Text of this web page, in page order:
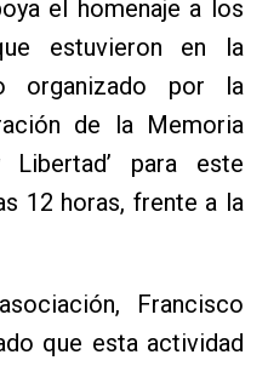
el homenaje a los
estuvieron en la
organizado por la
de la Memoria
Libertad’ para este
12 horas, frente a la
Francisco
que esta actividad